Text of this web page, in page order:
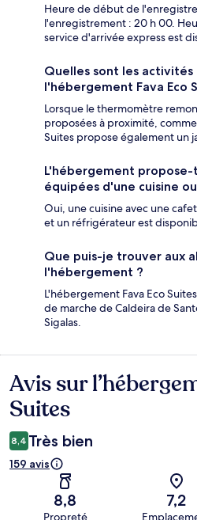
Heure de début de
l'enregistrement : 20 h 00.
service d'arrivée express est
Quelles sont les
l'hébergement Fava Eco
Lorsque le thermomètre
proposées à proximité,
Suites propose également un
L'hébergement
équipées d'une cuisine
Oui, une cuisine avec une
et un réfrigérateur est
Que puis-je trouver aux
l'hébergement ?
L'hébergement Fava Eco
de marche de Caldeira de
Sigalas.
Avis
Avis sur
Suites
8,4 Très bien
159 avis
8,8
Propreté
7,2